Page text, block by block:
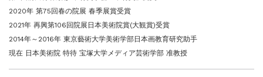
2020年 第75回春の院展 春季展賞受賞
2021年 再興第106回院展日本美術院賞(大観賞)受賞
2014年～2016年 東京藝術大学美術学部日本画教育研究助手
現在 日本美術院 特待 宝塚大学メディア芸術学部 准教授